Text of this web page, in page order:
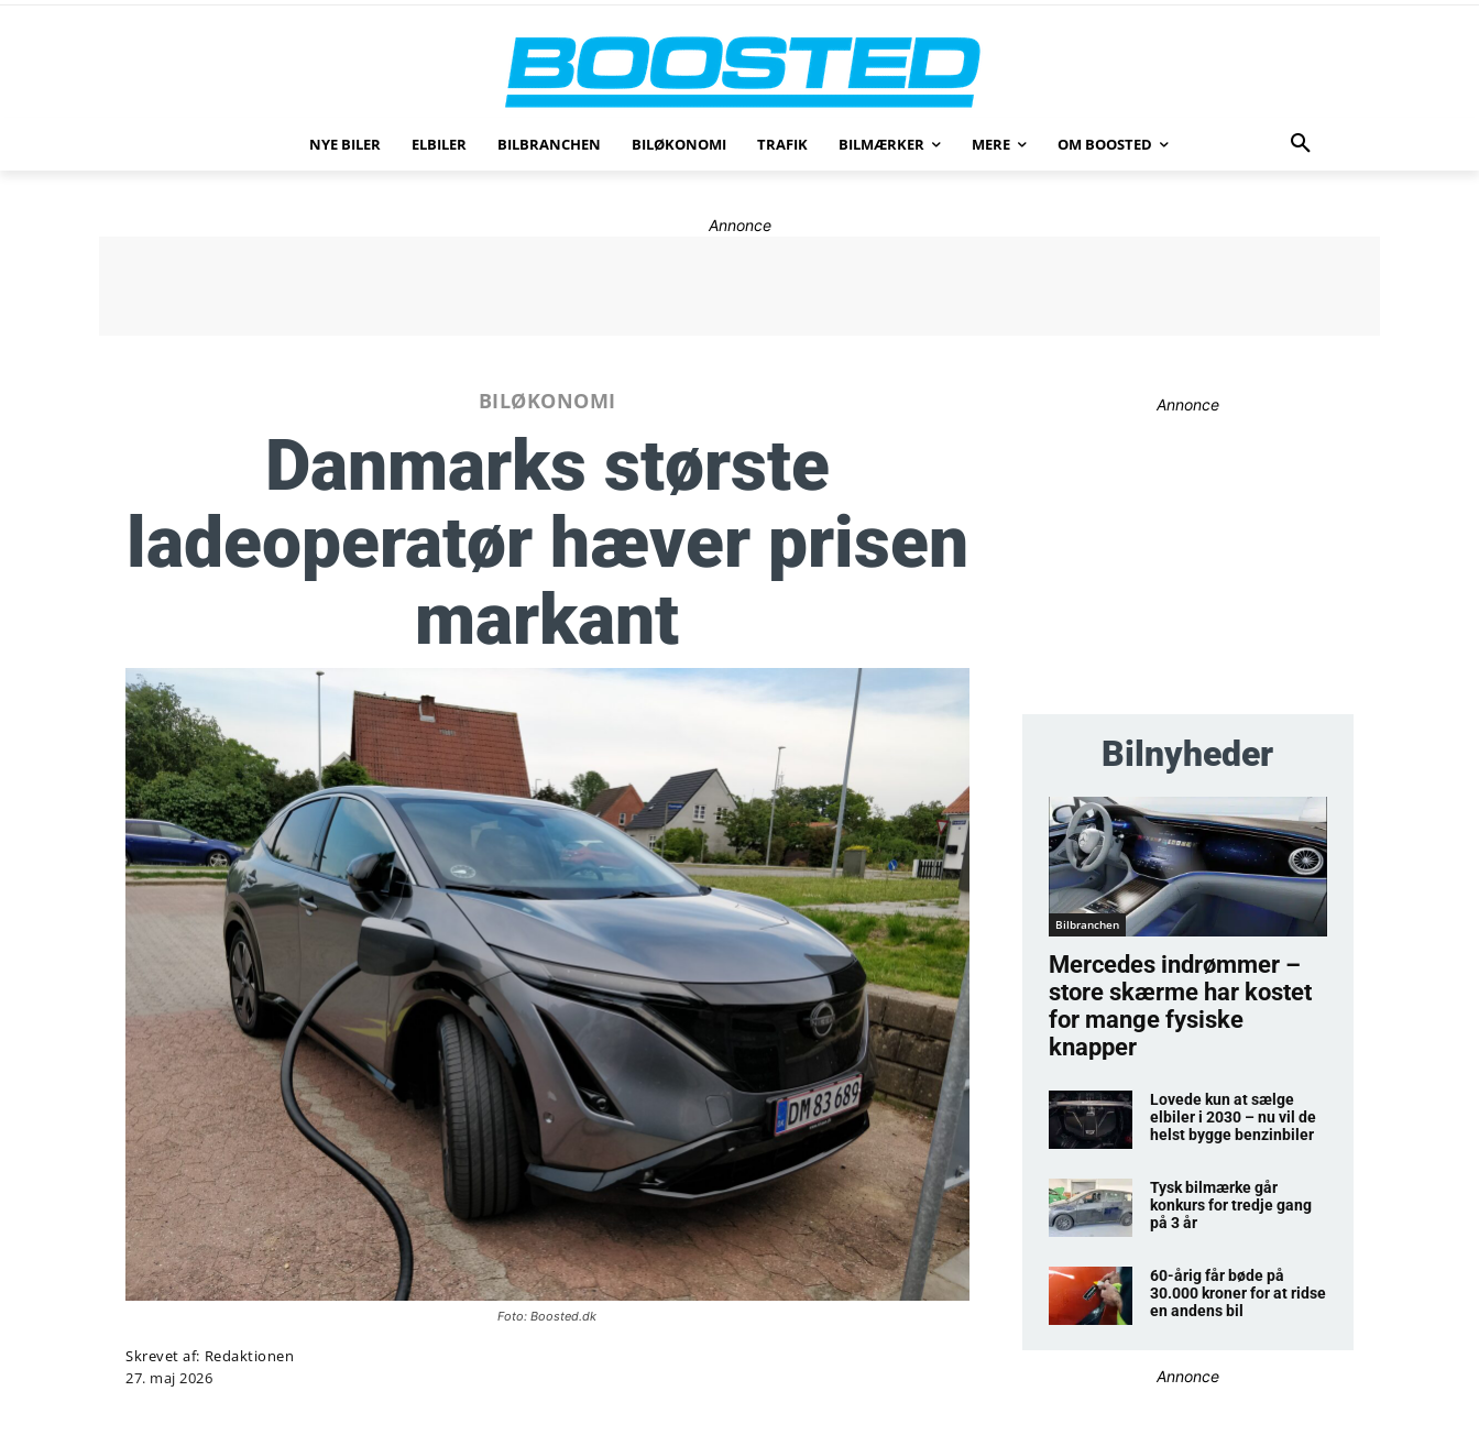
NYE BILER ELBILER BILBRANCHEN BILØKONOMI TRAFIK BILMÆRKER MERE OM BOOSTED
Annonce
BILØKONOMI
Danmarks største
ladeoperatør hæver prisen
markant
Foto: Boosted.dk
Skrevet af: Redaktionen
27. maj 2026
Annonce
Bilnyheder
Bilbranchen
Mercedes indrømmer –
store skærme har kostet
for mange fysiske
knapper
Lovede kun at sælge
elbiler i 2030 – nu vil de
helst bygge benzinbiler
Tysk bilmærke går
konkurs for tredje gang
på 3 år
60-årig får bøde på
30.000 kroner for at ridse
en andens bil
Annonce